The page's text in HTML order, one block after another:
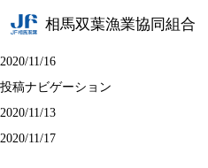
相馬双葉漁業協同組合
2020/11/16
投稿ナビゲーション
2020/11/13
2020/11/17